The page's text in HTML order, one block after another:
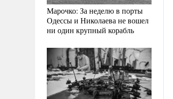
Марочко: За неделю в порты
Одессы и Николаева не вошел
ни один крупный корабль